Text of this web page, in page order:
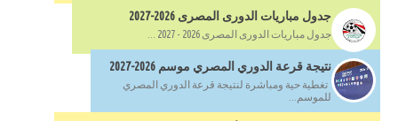
جدول مباريات الدورى المصرى 2026-2027
جدول مباريات الدورى المصرى 2026 - 2027 ...
نتيجة قرعة الدوري المصري موسم 2026-2027
تغطية حية ومباشرة لنتيجة قرعة الدوري المصري
للموسم...